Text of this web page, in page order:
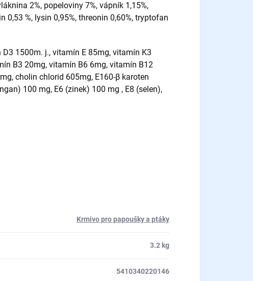
2%, popeloviny 7%, vápník 1,15%,
0,53 %, lysin 0,95%, threonin 0,60%, tryptofan
1500m. j., vitamín E 85mg, vitamín K3
B3 20mg, vitamín B6 6mg, vitamín B12
cholin chlorid 605mg, E160-β karoten
100 mg, E6 (zinek) 100 mg , E8 (selen),
Krmivo pro papoušky a ptáky
3.2 kg
5410340220146